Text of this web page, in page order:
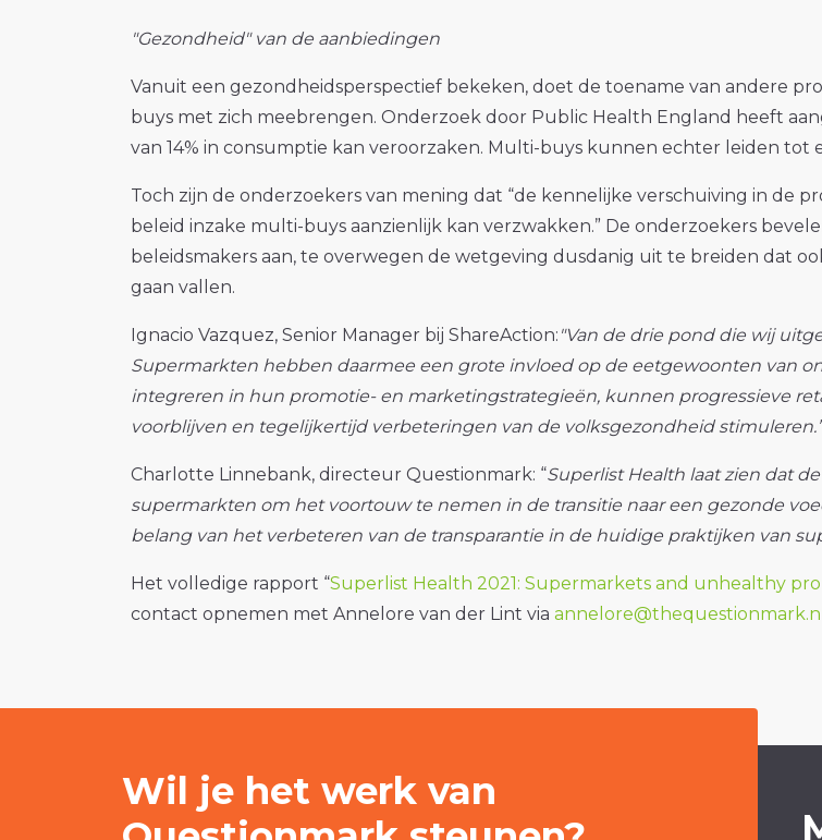
"Gezondheid" van de aanbiedingen
Vanuit een gezondheidsperspectief bekeken, doet de toename van andere
buys met zich meebrengen. Onderzoek door Public Health England heeft
van 14% in consumptie kan veroorzaken. Multi-buys kunnen echter leiden tot
Toch zijn de onderzoekers van mening dat “de kennelijke verschuiving in de
beleid inzake multi-buys aanzienlijk kan verzwakken.” De onderzoekers
beleidsmakers aan, te overwegen de wetgeving dusdanig uit te breiden dat
gaan vallen.
Ignacio Vazquez, Senior Manager bij ShareAction: "Van de drie pond die wij
Supermarkten hebben daarmee een grote invloed op de eetgewoonten van
integreren in hun promotie- en marketingstrategieën, kunnen progressieve
voorblijven en tegelijkertijd verbeteringen van de volksgezondheid stimuleren.”
Charlotte Linnebank, directeur Questionmark: “Superlist Health laat zien dat
supermarkten om het voortouw te nemen in de transitie naar een gezonde
belang van het verbeteren van de transparantie in de huidige praktijken van
Het volledige rapport “Superlist Health 2021: Supermarkets and unhealthy
contact opnemen met Annelore van der Lint via annelore@thequestionmark.nl
Wil je het werk van